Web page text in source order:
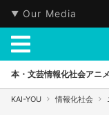
Our Media
本・文芸情報化社会アニ
KAI-YOU 情報化社会